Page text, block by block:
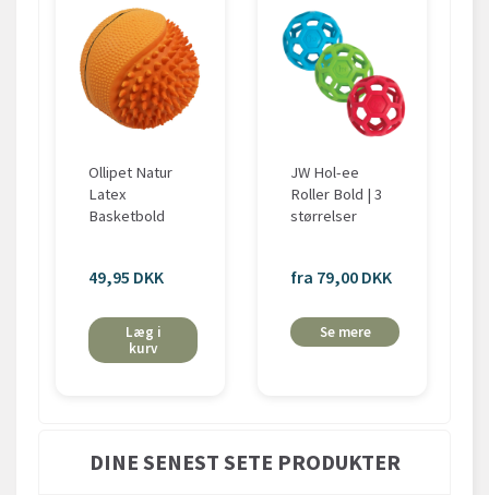
Ollipet Natur
Latex
Basketbold
49,95 DKK
Læg i
kurv
JW Hol-ee
Roller Bold | 3
størrelser
fra 79,00 DKK
Se mere
DINE SENEST SETE PRODUKTER